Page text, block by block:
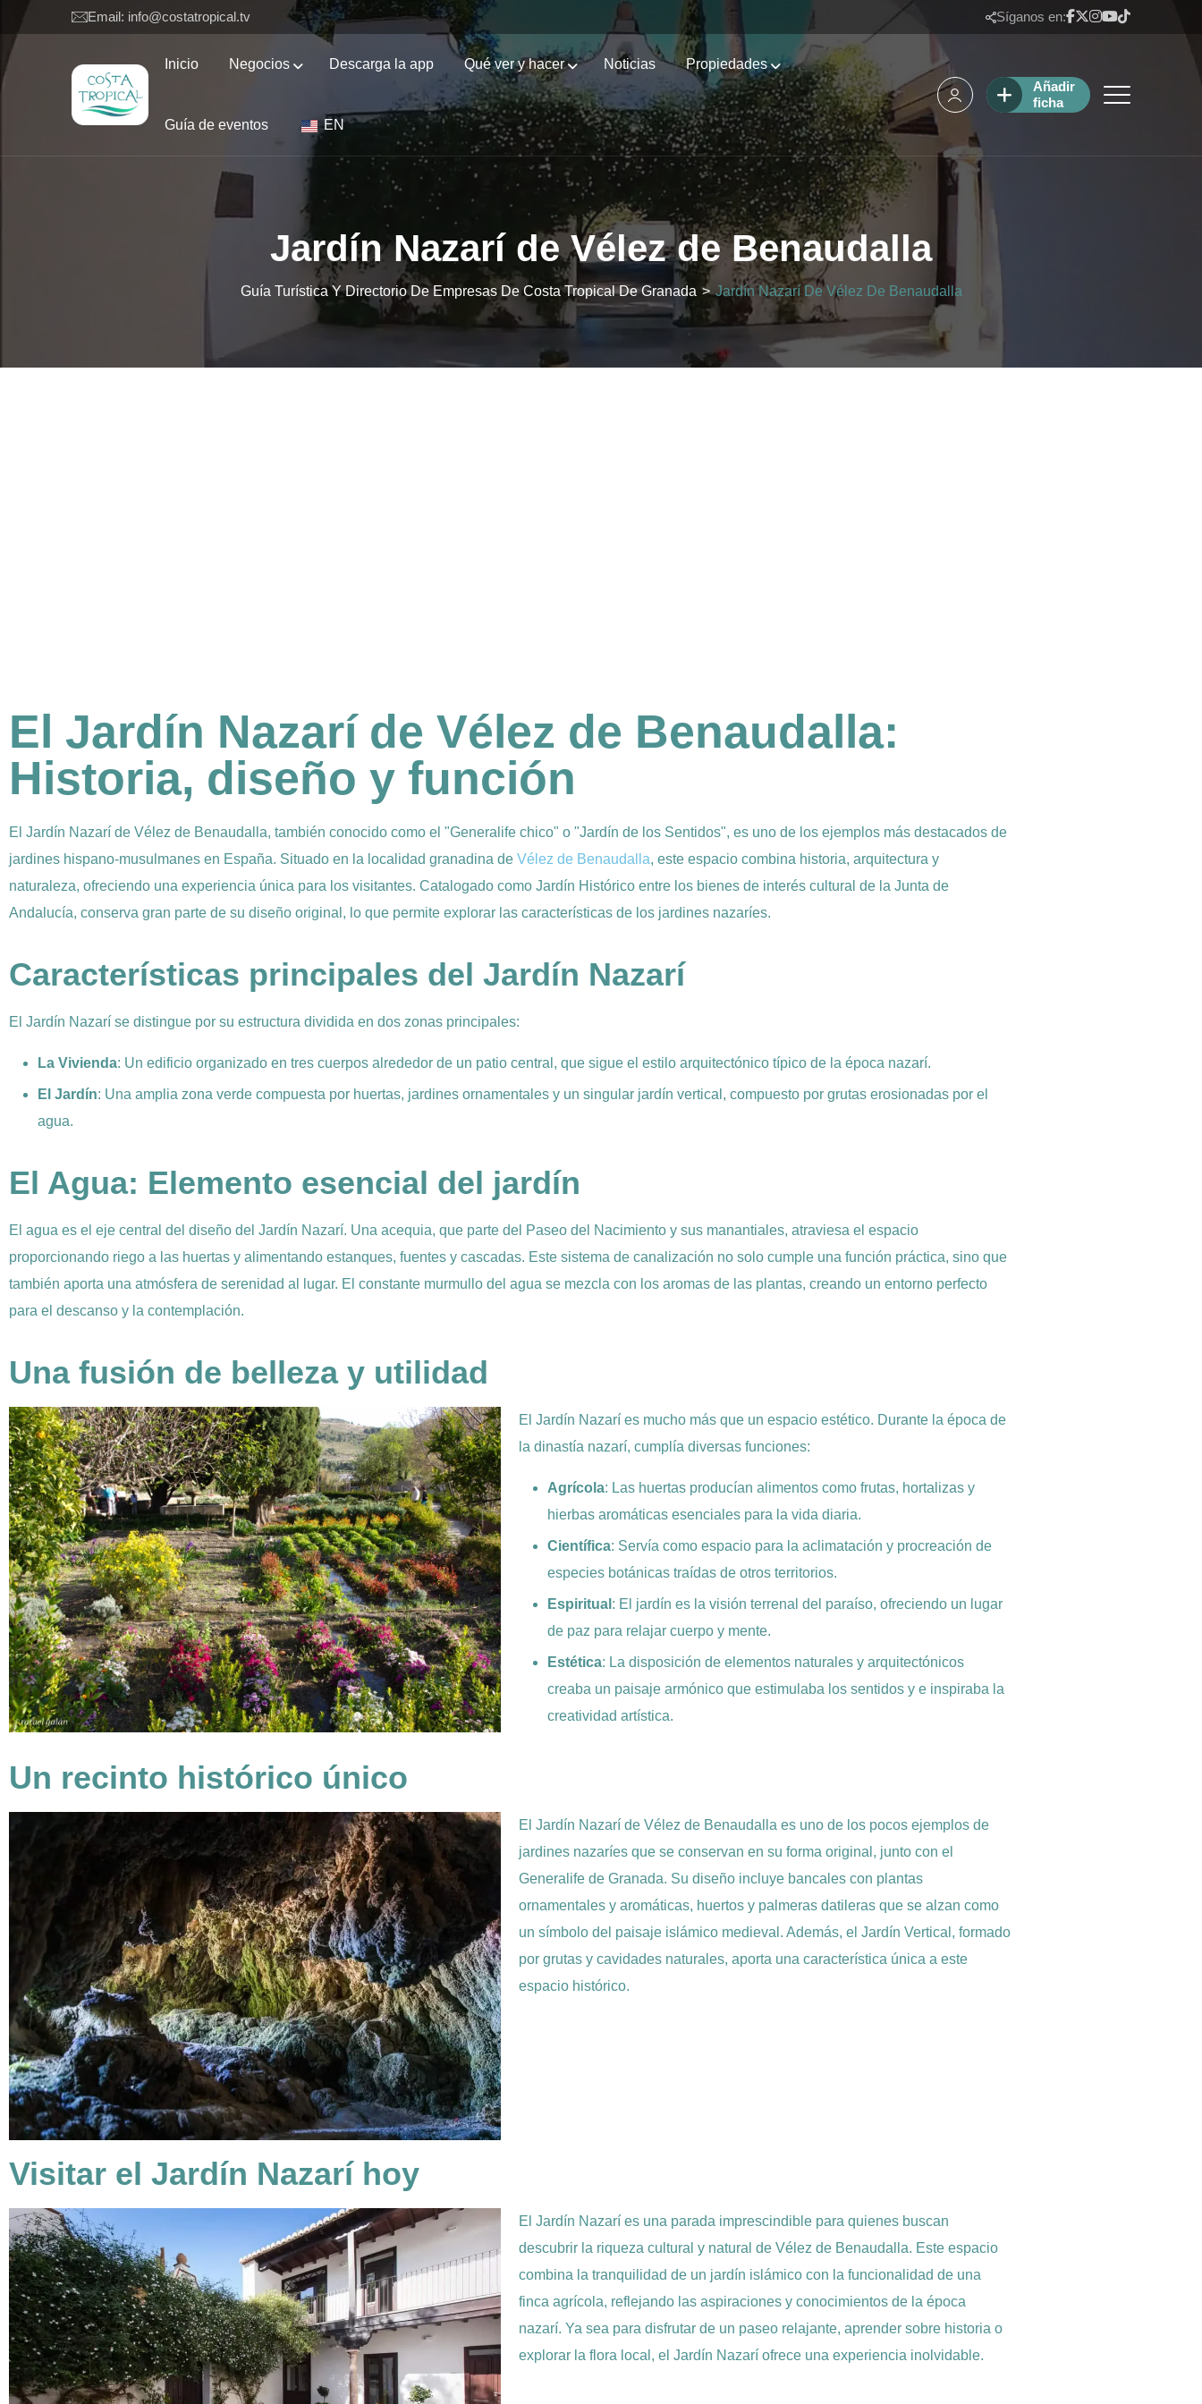
Email: info@costatropical.tv Síganos en:
Inicio Negocios Descarga la app Qué ver y hacer Noticias Propiedades
Guía de eventos EN
Añadir
ficha
Jardín Nazarí de Vélez de Benaudalla
Guía Turística Y Directorio De Empresas De Costa Tropical De Granada >Jardín Nazarí De Vélez De Benaudalla
El Jardín Nazarí de Vélez de Benaudalla:
Historia, diseño y función
El Jardín Nazarí de Vélez de Benaudalla, también conocido como el "Generalife chico" o "Jardín de los Sentidos", es uno de los ejemplos más destacados de
jardines hispano-musulmanes en España. Situado en la localidad granadina de Vélez de Benaudalla, este espacio combina historia, arquitectura y
naturaleza, ofreciendo una experiencia única para los visitantes. Catalogado como Jardín Histórico entre los bienes de interés cultural de la Junta de
Andalucía, conserva gran parte de su diseño original, lo que permite explorar las características de los jardines nazaríes.
Características principales del Jardín Nazarí
El Jardín Nazarí se distingue por su estructura dividida en dos zonas principales:
La Vivienda: Un edificio organizado en tres cuerpos alrededor de un patio central, que sigue el estilo arquitectónico típico de la época nazarí.
El Jardín: Una amplia zona verde compuesta por huertas, jardines ornamentales y un singular jardín vertical, compuesto por grutas erosionadas por el
agua.
El Agua: Elemento esencial del jardín
El agua es el eje central del diseño del Jardín Nazarí. Una acequia, que parte del Paseo del Nacimiento y sus manantiales, atraviesa el espacio
proporcionando riego a las huertas y alimentando estanques, fuentes y cascadas. Este sistema de canalización no solo cumple una función práctica, sino que
también aporta una atmósfera de serenidad al lugar. El constante murmullo del agua se mezcla con los aromas de las plantas, creando un entorno perfecto
para el descanso y la contemplación.
Una fusión de belleza y utilidad
El Jardín Nazarí es mucho más que un espacio estético. Durante la época de
la dinastía nazarí, cumplía diversas funciones:
Agrícola: Las huertas producían alimentos como frutas, hortalizas y
hierbas aromáticas esenciales para la vida diaria.
Científica: Servía como espacio para la aclimatación y procreación de
especies botánicas traídas de otros territorios.
Espiritual : El jardín es la visión terrenal del paraíso, ofreciendo un lugar
de paz para relajar cuerpo y mente.
Estética: La disposición de elementos naturales y arquitectónicos
creaba un paisaje armónico que estimulaba los sentidos y e inspiraba la
creatividad artística.
Un recinto histórico único
El Jardín Nazarí de Vélez de Benaudalla es uno de los pocos ejemplos de
jardines nazaríes que se conservan en su forma original, junto con el
Generalife de Granada. Su diseño incluye bancales con plantas
ornamentales y aromáticas, huertos y palmeras datileras que se alzan como
un símbolo del paisaje islámico medieval. Además, el Jardín Vertical, formado
por grutas y cavidades naturales, aporta una característica única a este
espacio histórico.
Visitar el Jardín Nazarí hoy
El Jardín Nazarí es una parada imprescindible para quienes buscan
descubrir la riqueza cultural y natural de Vélez de Benaudalla. Este espacio
combina la tranquilidad de un jardín islámico con la funcionalidad de una
finca agrícola, reflejando las aspiraciones y conocimientos de la época
nazarí. Ya sea para disfrutar de un paseo relajante, aprender sobre historia o
explorar la flora local, el Jardín Nazarí ofrece una experiencia inolvidable.